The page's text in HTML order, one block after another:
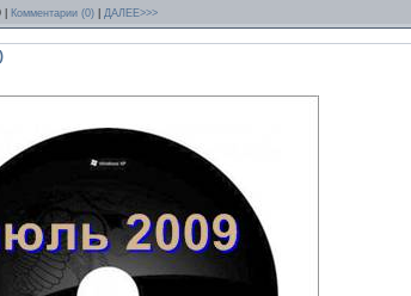
Комментарии (0) ДАЛЕЕ>>>